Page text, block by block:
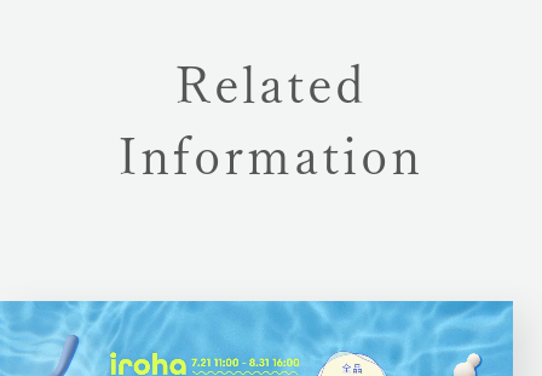
Related
Information